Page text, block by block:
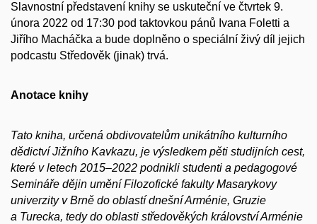
Slavnostní představení knihy se uskuteční ve čtvrtek 9.
února 2022 od 17:30 pod taktovkou pánů Ivana Foletti a
Jiřího Macháčka a bude doplněno o speciální živý díl jejich
podcastu Středověk (jinak) trvá.
Anotace knihy
Tato kniha, určená obdivovatelům unikátního kulturního
dědictví Jižního Kavkazu, je výsledkem pěti studijních cest,
které v letech 2015–2022 podnikli studenti a pedagogové
Semináře dějin umění Filozofické fakulty Masarykovy
univerzity v Brně do oblastí dnešní Arménie, Gruzie
a Turecka, tedy do oblasti středověkých království Arménie